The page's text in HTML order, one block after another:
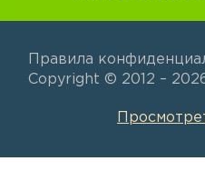
Правила
Copyright © 2012 –